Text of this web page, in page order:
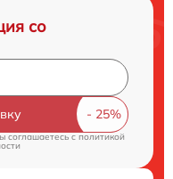
со
соглашаетесь cполитикой